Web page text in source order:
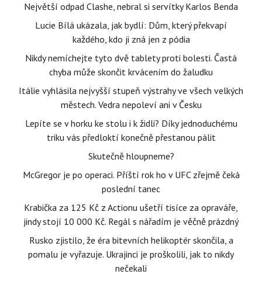
Největší odpad Clashe, nebral si servítky Karlos Benda
Lucie Bílá ukázala, jak bydlí: Dům, který překvapí
každého, kdo ji zná jen z pódia
Nikdy nemíchejte tyto dvě tablety proti bolesti. Častá
chyba může skončit krvácením do žaludku
Itálie vyhlásila nejvyšší stupeň výstrahy ve všech velkých
městech. Vedra nepoleví ani v Česku
Lepíte se v horku ke stolu i k židli? Díky jednoduchému
triku vás předloktí konečně přestanou pálit
Skutečně hloupneme?
McGregor je po operaci. Příští rok ho v UFC zřejmě čeká
poslední tanec
Krabička za 125 Kč z Actionu ušetří tisíce za opraváře,
jindy stojí 10 000 Kč. Regál s nářadím je věčně prázdný
Rusko zjistilo, že éra bitevních helikoptér skončila, a
pomalu je vyřazuje. Ukrajinci je proškolili, jak to nikdy
nečekali